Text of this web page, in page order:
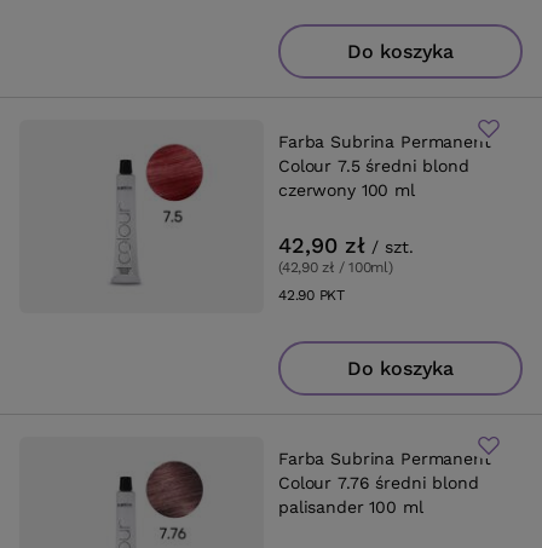
Do koszyka
Farba Subrina Permanent
Colour 7.5 średni blond
czerwony 100 ml
42,90 zł / szt.
(42,90 zł / 100ml)
42.90PKTpunktów
Do koszyka
Farba Subrina Permanent
Colour 7.76 średni blond
palisander 100 ml